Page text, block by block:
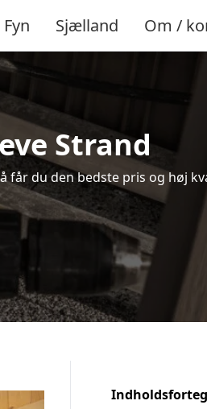
Fyn Sjælland Om /
Strand
får du den bedste pris og høj